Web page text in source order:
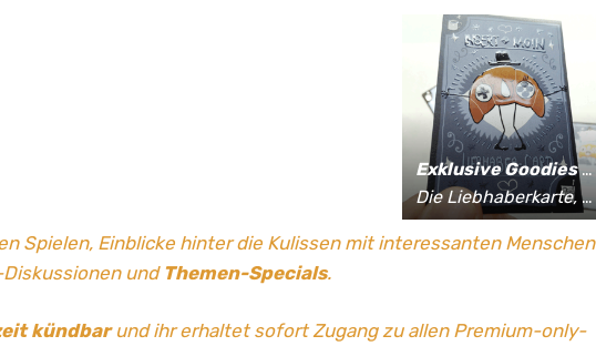
Exklusive Goodiesfür Supporter*innen:
Die Liebhaberkarte, jährlich limitierte Fan-Shirts und vieles mehr!
Spielen, Einblicke hinter die Kulissen mit interessanten Menschen
und Themen-Specials.
kündbarund ihr erhaltet sofort Zugang zu allen Premium-only-